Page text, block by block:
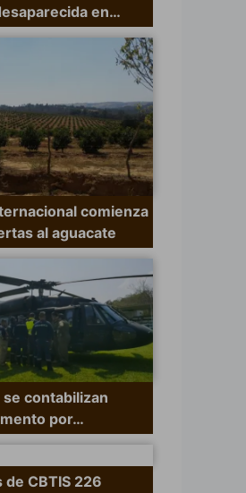
en…
comienza
al aguacate
contabilizan
por…
CBTIS 226